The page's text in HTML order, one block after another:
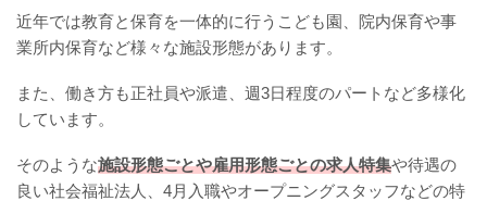
近年では教育と保育を一体的に行うこども園、院内保育や事
業所内保育など様々な施設形態があります。
また、働き方も正社員や派遣、週3日程度のパートなど多様化
しています。
そのような施設形態ごとや雇用形態ごとの求人特集や待遇の
良い社会福祉法人、4月入職やオープニングスタッフなどの特